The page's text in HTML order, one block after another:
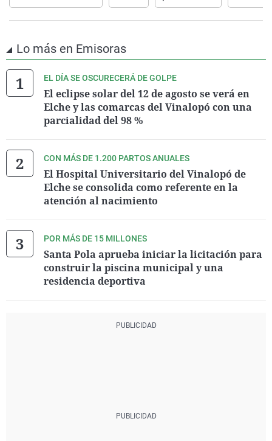
Lo más en Emisoras
EL DÍA SE OSCURECERÁ DE GOLPE
El eclipse solar del 12 de agosto se verá en
Elche y las comarcas del Vinalopó con una
parcialidad del 98 %
CON MÁS DE 1.200 PARTOS ANUALES
El Hospital Universitario del Vinalopó de
Elche se consolida como referente en la
atención al nacimiento
POR MÁS DE 15 MILLONES
Santa Pola aprueba iniciar la licitación para
construir la piscina municipal y una
residencia deportiva